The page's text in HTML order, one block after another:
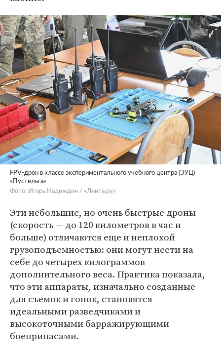
FPV-дрон в классе экспериментального учебного центра (ЭУЦ)
«Пустельга»
Фото: Игорь Надеждин / «Лента.ру»
Эти небольшие, но очень быстрые дроны
(скорость — до 120 километров в час и
больше) отличаются еще и неплохой
грузоподъемностью: они могут нести на
себе до четырех килограммов
дополнительного веса. Практика показала,
что эти аппараты, изначально созданные
для съемок и гонок, становятся
идеальными разведчиками и
высокоточными барражирующими
боеприпасами.